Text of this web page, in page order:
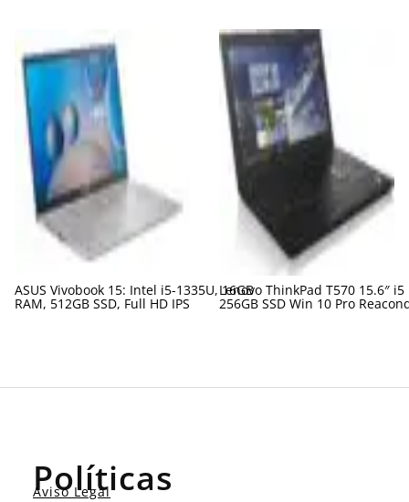
ASUS Vivobook 15: Intel i5-1335U, 16GB
RAM, 512GB SSD, Full HD IPS
Lenovo ThinkPad T570 15.6″ i5
256GB SSD Win 10 Pro
Políticas
Aviso Legal